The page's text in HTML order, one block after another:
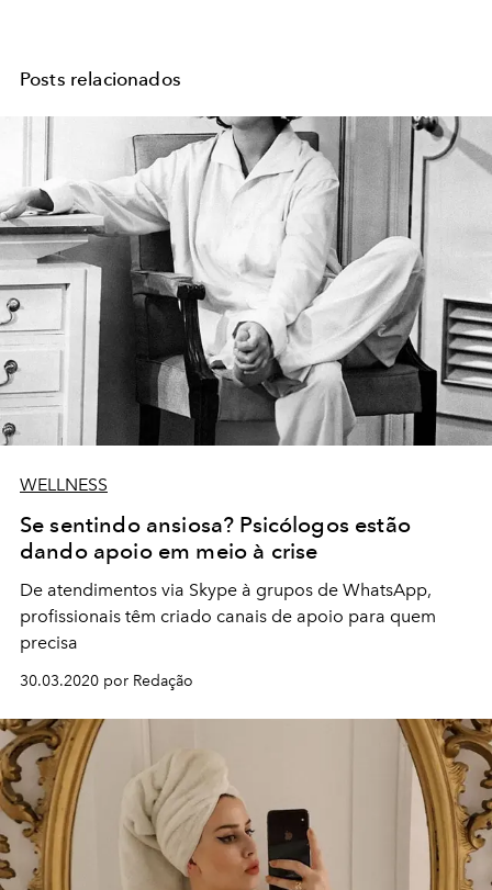
Posts relacionados
WELLNESS
Se sentindo ansiosa? Psicólogos estão
dando apoio em meio à crise
De atendimentos via Skype à grupos de WhatsApp,
profissionais têm criado canais de apoio para quem
precisa
30.03.2020 por Redação